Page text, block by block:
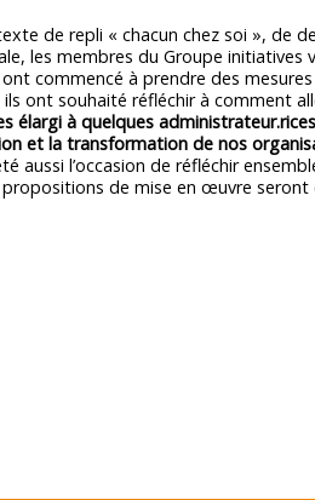
de repli « chacun chez soi », de
les membres du Groupe initiatives
commencé à prendre des
ont souhaité réfléchir à comment
élargi à quelques
et la transformation de nos
aussi l’occasion de réfléchir
de mise en œuvre seront